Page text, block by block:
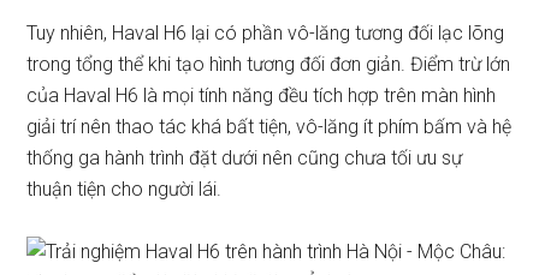
Tuy nhiên, Haval H6 lại có phần vô-lăng tương đối lạc lõng
trong tổng thể khi tạo hình tương đối đơn giản. Điểm trừ lớn
của Haval H6 là mọi tính năng đều tích hợp trên màn hình
giải trí nên thao tác khá bất tiện, vô-lăng ít phím bấm và hệ
thống ga hành trình đặt dưới nên cũng chưa tối ưu sự
thuận tiện cho người lái.